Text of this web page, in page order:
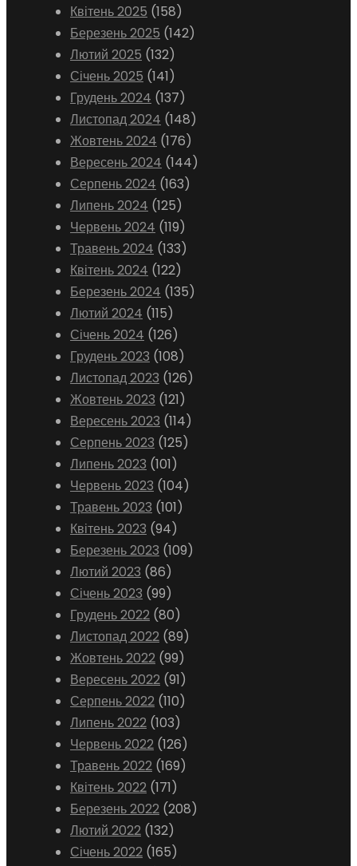
Квітень 2025 (158)
Березень 2025 (142)
Лютий 2025 (132)
Січень 2025 (141)
Грудень 2024 (137)
Листопад 2024 (148)
Жовтень 2024 (176)
Вересень 2024 (144)
Серпень 2024 (163)
Липень 2024 (125)
Червень 2024 (119)
Травень 2024 (133)
Квітень 2024 (122)
Березень 2024 (135)
Лютий 2024 (115)
Січень 2024 (126)
Грудень 2023 (108)
Листопад 2023 (126)
Жовтень 2023 (121)
Вересень 2023 (114)
Серпень 2023 (125)
Липень 2023 (101)
Червень 2023 (104)
Травень 2023 (101)
Квітень 2023 (94)
Березень 2023 (109)
Лютий 2023 (86)
Січень 2023 (99)
Грудень 2022 (80)
Листопад 2022 (89)
Жовтень 2022 (99)
Вересень 2022 (91)
Серпень 2022 (110)
Липень 2022 (103)
Червень 2022 (126)
Травень 2022 (169)
Квітень 2022 (171)
Березень 2022 (208)
Лютий 2022 (132)
Січень 2022 (165)